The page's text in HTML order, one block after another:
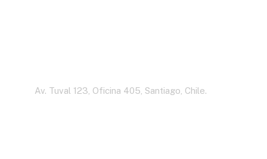
Av. Tuval 123, Oficina 405, Santiago, Chile.